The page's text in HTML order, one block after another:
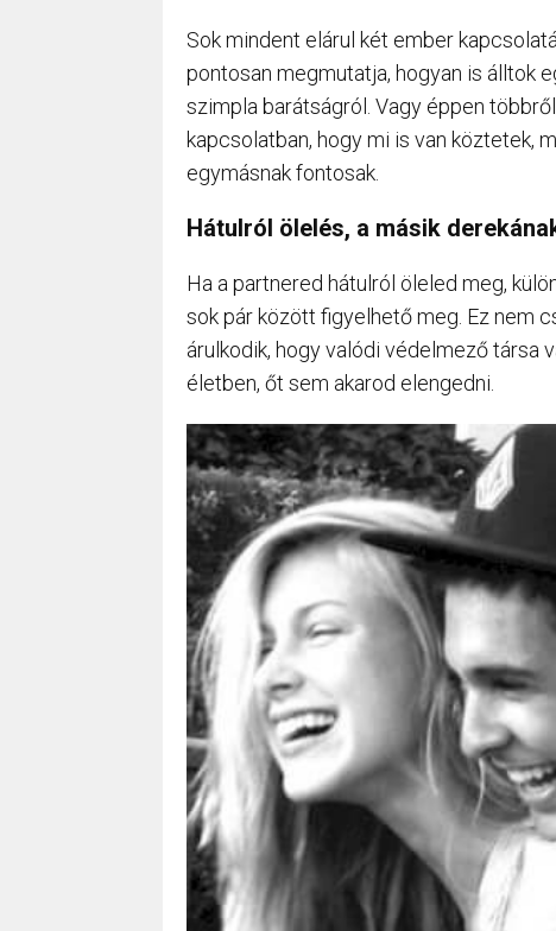
Sok mindent elárul két ember
pontosan megmutatja, hogyan is álltok
szimpla barátságról. Vagy éppen
kapcsolatban, hogy mi is van köztetek,
egymásnak fontosak.
Hátulról ölelés, a másik
Ha a partnered hátulról öleled meg,
sok pár között figyelhető meg. Ez nem
árulkodik, hogy valódi védelmező társa
életben, őt sem akarod elengedni.